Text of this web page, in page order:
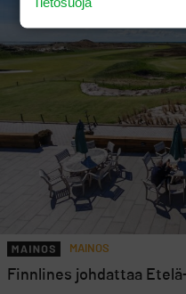
MAINOS
Finnlines johdattaa